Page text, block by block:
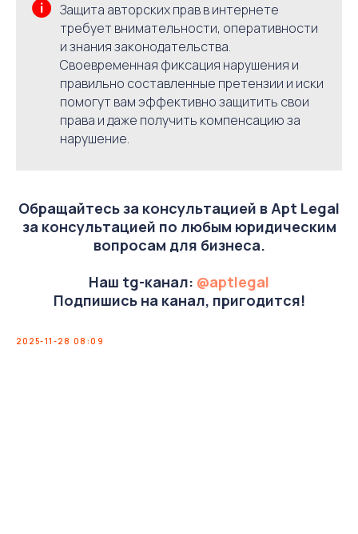
Защита авторских прав в интернете
требует внимательности, оперативности
и знания законодательства.
Своевременная фиксация нарушения и
правильно составленные претензии и иски
помогут вам эффективно защитить свои
права и даже получить компенсацию за
нарушение.
Обращайтесь за консультацией в Apt Legal
за консультацией по любым юридическим
вопросам для бизнеса.
Наш tg-канал: @aptlegal
Подпишись на канал, пригодится!
2025-11-28 08:09